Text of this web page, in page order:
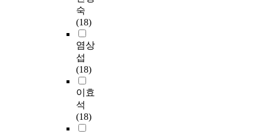
숙
(18)
염상
섭
(18)
이효
석
(18)